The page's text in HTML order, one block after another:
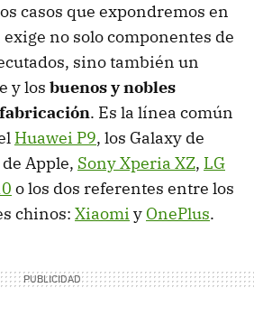
casos que expondremos en
no solo componentes de
sino también un
y los buenos y nobles
. Es la línea común
Huawei P9, los Galaxy de
Apple, Sony Xperia XZ, LG
o los dos referentes entre los
chinos: Xiaomi y OnePlus.